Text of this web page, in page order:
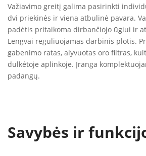
Važiavimo greitį galima pasirinkti
dvi priekinės ir viena atbulinė pavara.
padėtis pritaikoma dirbančiojo ūgiui ir
Lengvai reguliuojamas darbinis plotis.
gabenimo ratas, alyvuotas oro filtras,
dulkėtoje aplinkoje. Įranga
padangų.
Savybės ir